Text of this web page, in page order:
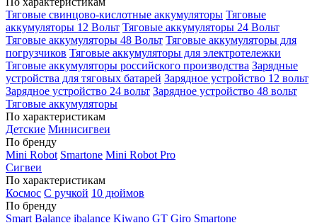
Тяговые свинцово-кислотные аккумуляторы Тяговые
аккумуляторы 12 Вольт Тяговые аккумуляторы 24 Вольт
Тяговые аккумуляторы 48 Вольт Тяговые аккумуляторы для
погрузчиков Тяговые аккумуляторы для электротележки
Тяговые аккумуляторы российского производства Зарядные
устройства для тяговых батарей Зарядное устройство 12 вольт
Зарядное устройство 24 вольт Зарядное устройство 48 вольт
Тяговые аккумуляторы
По характеристикам
Детские Минисигвеи
По бренду
Mini Robot Smartone Mini Robot Pro
Сигвеи
По характеристикам
Космос С ручкой 10 дюймов
По бренду
Smart Balance ibalance Kiwano GT Giro Smartone